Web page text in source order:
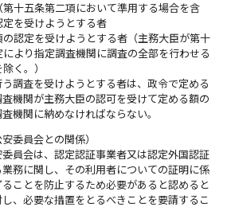
十五条第二項において準用する場合を含
を受けようとする者
認定を受けようとする者（主務大臣が第十
より指定調査機関に調査の全部を行わせる
く。）
調査を受けようとする者は、政令で定める
機関が主務大臣の認可を受けて定める額の
機関に納めなければならない。
委員会との関係）
員会は、認定認証事業者又は認定外国認証
務に関し、その利用者についての証明に係
ことを防止するため必要があると認めると
、必要な措置をとるべきことを要請するこ